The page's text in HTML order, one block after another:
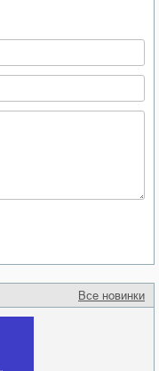
Все новинки